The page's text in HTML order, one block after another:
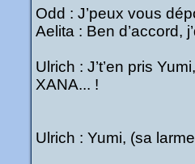
Odd : J’peux vous
Aelita : Ben d’accord,
Ulrich : J’t’en pris
XANA... !
Ulrich : Yumi, (sa